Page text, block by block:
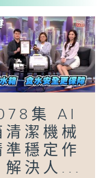
收藏家就是
機，更與友
遊戲機及遊
匯聚更多機
集 AI
清潔機械
準穩定作
解決人...